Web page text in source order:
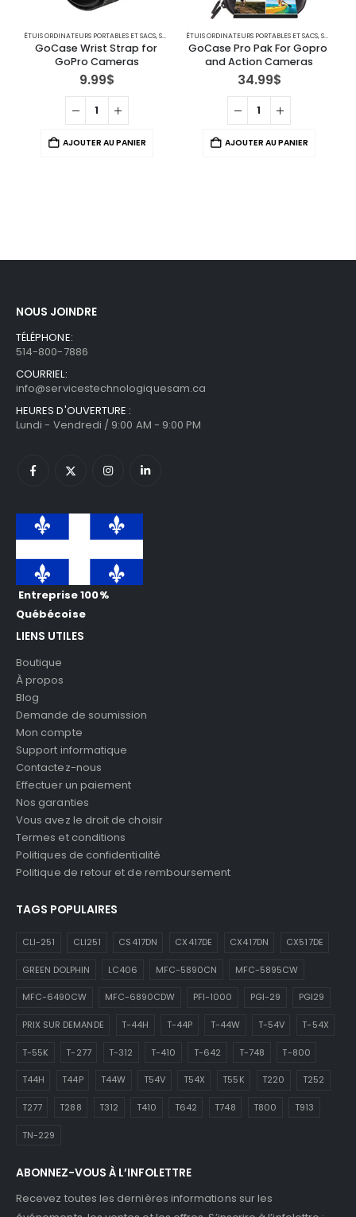
ÉTUIS ORDINATEURS PORTABLES ET SACS,SACS SPÉCIALISÉS
GoCase Wrist Strap for
GoPro Cameras
9.99$
AJOUTER AU PANIER
ÉTUIS ORDINATEURS PORTABLES ET SACS,SACS SPÉCIALISÉS
GoCase Pro Pak For Gopro
and Action Cameras
34.99$
AJOUTER AU PANIER
NOUS JOINDRE
TÉLÉPHONE:
514-800-7886
COURRIEL:
info@servicestechnologiquesam.ca
HEURES D'OUVERTURE :
Lundi - Vendredi / 9:00 AM - 9:00 PM
Entreprise 100%
Québécoise
LIENS UTILES
Boutique
À propos
Blog
Demande de soumission
Mon compte
Support informatique
Contactez-nous
Effectuer un paiement
Nos garanties
Vous avez le droit de choisir
Termes et conditions
Politiques de confidentialité
Politique de retour et de remboursement
TAGS POPULAIRES
CLI-251 CLI251 CS417DN CX417DE CX417DN CX517DE
GREEN DOLPHIN LC406 MFC-5890CN MFC-5895CW
MFC-6490CW MFC-6890CDW PFI-1000 PGI-29 PGI29
PRIX SUR DEMANDE T-44H T-44P T-44W T-54V T-54X
T-55K T-277 T-312 T-410 T-642 T-748 T-800
T44H T44P T44W T54V T54X T55K T220 T252
T277 T288 T312 T410 T642 T748 T800 T913
TN-229
ABONNEZ-VOUS À L’INFOLETTRE
Recevez toutes les dernières informations sur les